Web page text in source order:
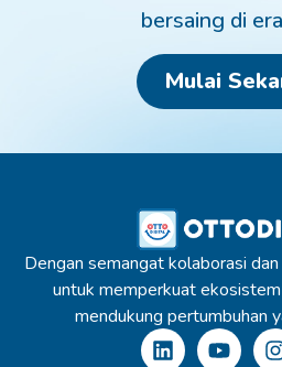
bersaing di
Mulai
Dengan semangat kolaborasi
untuk memperkuat
mendukung pertumbuhan